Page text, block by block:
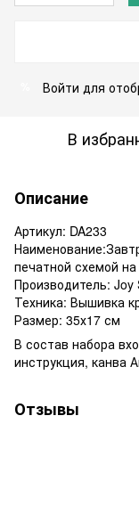
Войти для
В
Описание
Артикул: DA233
печатной схемой
Производитель: Joy
Техника: Вышивка
Размер: 35х17 см
В состав набора
инструкция, канва
Отзывы